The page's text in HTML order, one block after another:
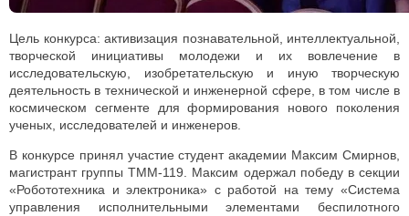
Цель конкурса: активизация познавательной, интеллектуальной,
творческой инициативы молодежи и их вовлечение в
исследовательскую, изобретательскую и иную творческую
деятельность в технической и инженерной сфере, в том числе в
космическом сегменте для формирования нового поколения
ученых, исследователей и инженеров.
В конкурсе принял участие студент академии Максим Смирнов,
магистрант группы ТММ-119. Максим одержал победу в секции
«Робототехника и электроника» с работой на тему «Система
управления исполнительными элементами беспилотного